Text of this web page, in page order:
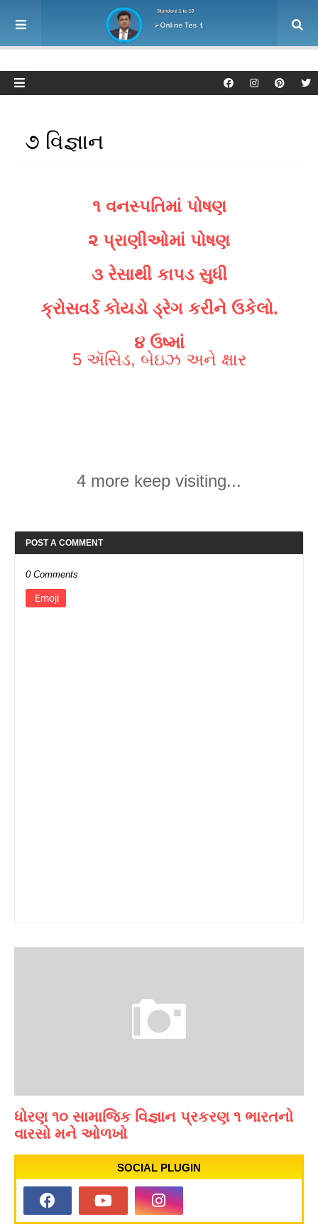
૭ વિજ્ઞાન
૧ વનસ્પતિમાં પોષણ
૨ પ્રાણીઓમાં પોષણ
૩ રેસાથી કાપડ સુધી
ક્રોસવર્ડ કોયડો ડ્રેગ કરીને ઉકેલો.
૪ ઉષ્માં
5 ઍસિડ, બેઇઝ અને ક્ષાર
4 more keep visiting...
POST A COMMENT
0 Comments
Emoji
ધોરણ ૧૦ સામાજિક વિજ્ઞાન પ્રકરણ ૧ ભારતનો
વારસો મને ઓળખો
SOCIAL PLUGIN